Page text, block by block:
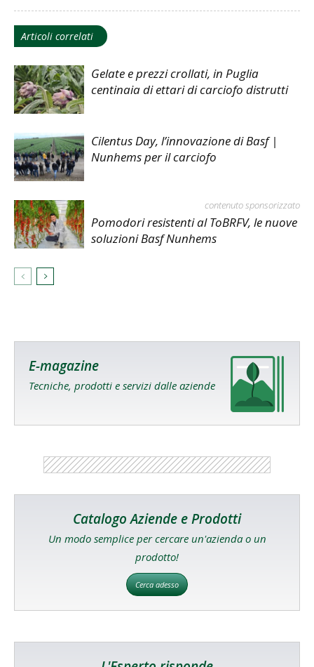
Articoli correlati
Gelate e prezzi crollati, in Puglia
centinaia di ettari di carciofo distrutti
Cilentus Day, l’innovazione di Basf |
Nunhems per il carciofo
contenuto sponsorizzato
Pomodori resistenti al ToBRFV, le nuove
soluzioni Basf Nunhems
E-magazine
Tecniche, prodotti e servizi dalle aziende
Catalogo Aziende e Prodotti
Un modo semplice per cercare un'azienda o un
prodotto!
Cerca adesso